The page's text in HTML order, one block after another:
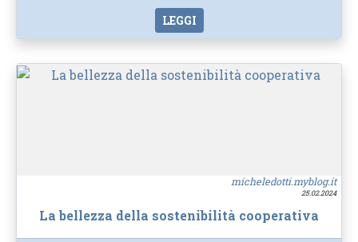
LEGGI
micheledotti.myblog.it
25.02.2024
La bellezza della sostenibilità cooperativa